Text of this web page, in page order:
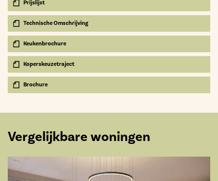
Prijslijst
Technische Omschrijving
Keukenbrochure
Koperskeuzetraject
Brochure
Vergelijkbare woningen